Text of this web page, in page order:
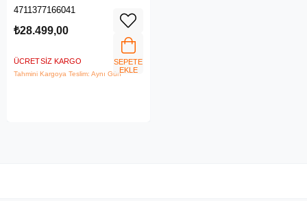
4GB DDR4 256GB SSD DOS AIO
4711377166041
₺28.499,00
ÜCRETSIZ KARGO
Tahmini Kargoya Teslim: Aynı Gün
SEPETE
EKLE